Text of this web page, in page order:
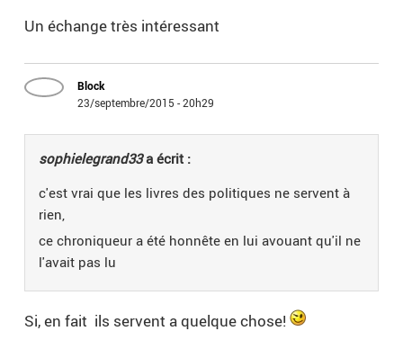
Un échange très intéressant
Block
23/septembre/2015 - 20h29
sophielegrand33a écrit :
c'est vrai que les livres des politiques ne servent à
rien,
ce chroniqueur a été honnête en lui avouant qu'il ne
l'avait pas lu
Si, en fait ils servent a quelque chose!